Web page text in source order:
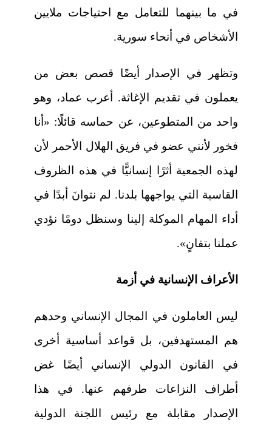
في ما بينهما للتعامل مع احتياجات ملايين
الأشخاص في أنحاء سورية.
وتظهر في الإصدار أيضًا قصص بعض من
يعملون في تقديم الإغاثة. أعرب عماد، وهو
واحد من المتطوعين، عن حماسه قائلًا: «أنا
فخور لأنني عضو في فريق الهلال الأحمر لأن
لهذه الجمعية أثرًا إنسانيًّا في هذه الظروف
القاسية التي يواجهها بلدنا. لم نتوانَ أبدًا في
أداء المهام الموكلة إلينا وسنظل دومًا نؤدي
عملنا بتفانٍ».
الأعراف الإنسانية في أزمة
ليس العاملون في المجال الإنساني وحدهم
هم المستهدفين، بل قواعد أساسية أخرى
في القانون الدولي الإنساني أيضًا غض
أطراف النزاعات طرفهم عنها. في هذا
الإصدار مقابلة مع رئيس اللجنة الدولية